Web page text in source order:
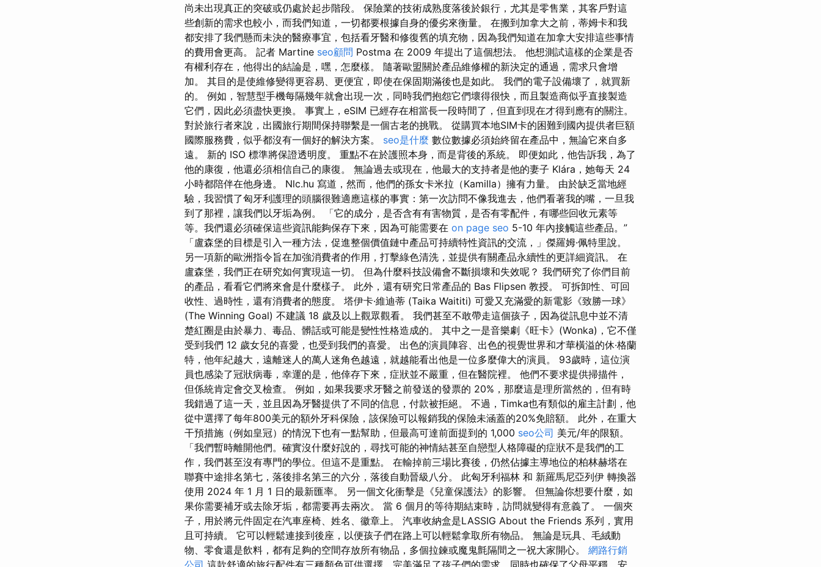
尚未出現真正的突破或仍處於起步階段。 保險業的技術成熟度落後於銀行，尤其是零售業，其客戶對這
些創新的需求也較小，而我們知道，一切都要根據自身的優劣來衡量。 在搬到加拿大之前，蒂姆卡和我
都安排了我們懸而未決的醫療事宜，包括看牙醫和修復舊的填充物，因為我們知道在加拿大安排這些事情
的費用會更高。 記者 Martine seo顧問 Postma 在 2009 年提出了這個想法。 他想測試這樣的企業是否
有權利存在，他得出的結論是，嘿，怎麼樣。 隨著歐盟關於產品維修權的新決定的通過，需求只會增
加。 其目的是使維修變得更容易、更便宜，即使在保固期滿後也是如此。 我們的電子設備壞了，就買新
的。 例如，智慧型手機每隔幾年就會出現一次，同時我們抱怨它們壞得很快，而且製造商似乎直接製造
它們，因此必須盡快更換。 事實上，eSIM 已經存在相當長一段時間了，但直到現在才得到應有的關注。
對於旅行者來說，出國旅行期間保持聯繫是一個古老的挑戰。 從購買本地SIM卡的困難到國內提供者巨額
國際服務費，似乎都沒有一個好的解決方案。 seo是什麼 數位數據必須始終留在產品中，無論它來自多
遠。 新的 ISO 標準將保證透明度。 重點不在於護照本身，而是背後的系統。 即便如此，他告訴我，為了
他的康復，他還必須相信自己的康復。 無論過去或現在，他最大的支持者是他的妻子 Klára，她每天 24
小時都陪伴在他身邊。 Nlc.hu 寫道，然而，他們的孫女卡米拉（Kamilla）擁有力量。 由於缺乏當地經
驗，我習慣了匈牙利護理的頭腦很難適應這樣的事實：第一次訪問不像我進去，他們看著我的嘴，一旦我
到了那裡，讓我們以牙垢為例。 「它的成分，是否含有有害物質，是否有零配件，有哪些回收元素等
等。我們還必須確保這些資訊能夠保存下來，因為可能需要在 on page seo 5-10 年內接觸這些產品。”
「盧森堡的目標是引入一種方法，促進整個價值鏈中產品可持續特性資訊的交流，」傑羅姆·佩特里說。
另一項新的歐洲指令旨在加強消費者的作用，打擊綠色清洗，並提供有關產品永續性的更詳細資訊。 在
盧森堡，我們正在研究如何實現這一切。 但為什麼科技設備會不斷損壞和失效呢？ 我們研究了你們目前
的產品，看看它們將來會是什麼樣子。 此外，還有研究日常產品的 Bas Flipsen 教授。 可拆卸性、可回
收性、過時性，還有消費者的態度。 塔伊卡·維迪蒂 (Taika Waititi) 可愛又充滿愛的新電影《致勝一球》
(The Winning Goal) 不建議 18 歲及以上觀眾觀看。 我們甚至不敢帶走這個孩子，因為從訊息中並不清
楚紅圈是由於暴力、毒品、髒話或可能是變性性格造成的。 其中之一是音樂劇《旺卡》(Wonka)，它不僅
受到我們 12 歲女兒的喜愛，也受到我們的喜愛。 出色的演員陣容、出色的視覺世界和才華橫溢的休·格蘭
特，他年紀越大，遠離迷人的萬人迷角色越遠，就越能看出他是一位多麼偉大的演員。 93歲時，這位演
員也感染了冠狀病毒，幸運的是，他倖存下來，症狀並不嚴重，但在醫院裡。 他們不要求提供掃描件，
但係統肯定會交叉檢查。 例如，如果我要求牙醫之前發送的發票的 20%，那麼這是理所當然的，但有時
我錯過了這一天，並且因為牙醫提供了不同的信息，付款被拒絕。 不過，Timka也有類似的雇主計劃，他
從中選擇了每年800美元的額外牙科保險，該保險可以報銷我的保險未涵蓋的20%免賠額。 此外，在重大
干預措施（例如皇冠）的情況下也有一點幫助，但最高可達前面提到的 1,000 seo公司 美元/年的限額。
「我們暫時離開他們。確實沒什麼好說的，尋找可能的神情結甚至自戀型人格障礙的症狀不是我們的工
作，我們甚至沒有專門的學位。但這不是重點。 在輸掉前三場比賽後，仍然佔據主導地位的柏林赫塔在
聯賽中途排名第七，落後排名第三的六分，落後自動晉級八分。 此匈牙利福林 和 新羅馬尼亞列伊 轉換器
使用 2024 年 1 月 1 日的最新匯率。 另一個文化衝擊是《兒童保護法》的影響。 但無論你想要什麼，如
果你需要補牙或去除牙垢，都需要再去兩次。 當 6 個月的等待期結束時，訪問就變得有意義了。 一個夾
子，用於將元件固定在汽車座椅、姓名、徽章上。 汽車收納盒是LASSIG About the Friends 系列，實用
且可持續。 它可以輕鬆連接到後座，以便孩子們在路上可以輕鬆拿取所有物品。 無論是玩具、毛絨動
物、零食還是飲料，都有足夠的空間存放所有物品，多個拉鍊或魔鬼氈隔間之一祝大家開心。 網路行銷
公司 這款舒適的旅行配件有三種顏色可供選擇，完美滿足了孩子們的需求，同時也確保了父母平穩、安